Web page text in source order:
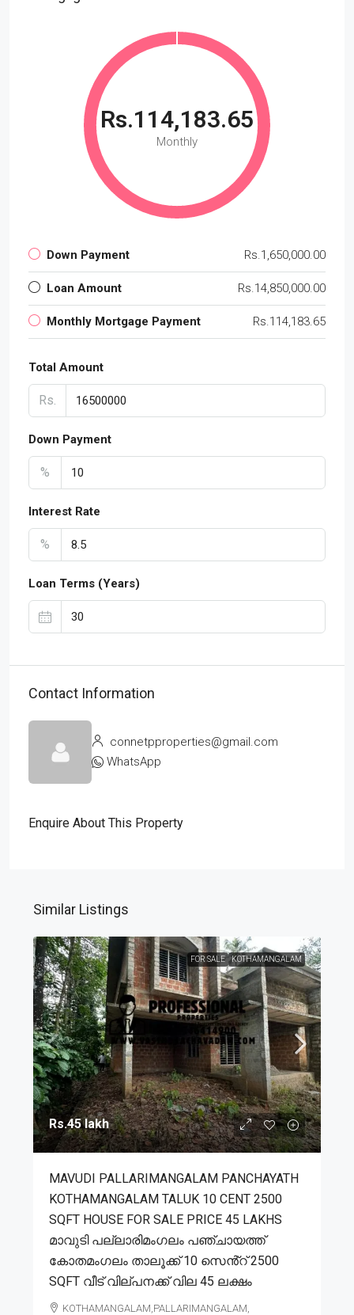
Rs.114,183.65
Monthly
Down Payment Rs.1,650,000.00
Loan Amount Rs.14,850,000.00
Monthly Mortgage Payment Rs.114,183.65
Total Amount
Rs.
Down Payment
%
Interest Rate
%
Loan Terms (Years)
Contact Information
connetpproperties@gmail.com
WhatsApp
Enquire About This Property
Similar Listings
FOR SALE KOTHAMANGALAM
Rs.45 lakh
MAVUDI PALLARIMANGALAM PANCHAYATH
KOTHAMANGALAM TALUK 10 CENT 2500
SQFT HOUSE FOR SALE PRICE 45 LAKHS
മാവുടി പല്ലാരിമംഗലം പഞ്ചായത്ത്
കോതമംഗലം താലൂക്ക് 10 സെൻ്റ് 2500
SQFT വീട് വില്പനക്ക് വില 45 ലക്ഷം
KOTHAMANGALAM,PALLARIMANGALAM,